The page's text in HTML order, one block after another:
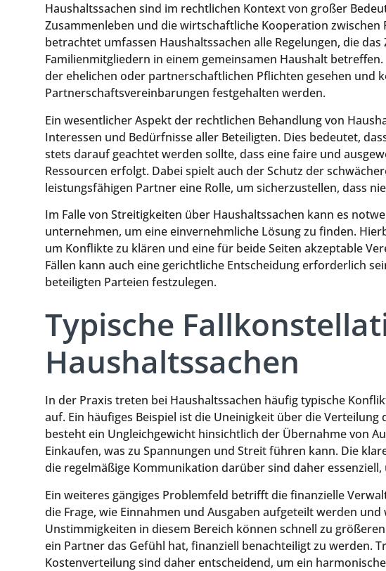
Haushaltssachen sind im rechtlichen Kontext von großer
Zusammenleben und die wirtschaftliche Kooperation zwischen
betrachtet umfassen Haushaltssachen alle Regelungen, die
Familienmitgliedern in einem gemeinsamen Haushalt
der ehelichen oder partnerschaftlichen Pflichten gesehen und
Partnerschaftsvereinbarungen festgehalten werden.
Ein wesentlicher Aspekt der rechtlichen Behandlung von
Interessen und Bedürfnisse aller Beteiligten. Dies bedeutet,
stets darauf geachtet werden sollte, dass eine faire und
Ressourcen erfolgt. Dabei spielt auch der Schutz der
leistungsfähigen Partner eine Rolle, um sicherzustellen, dass
Im Falle von Streitigkeiten über Haushaltssachen kann es
unternehmen, um eine einvernehmliche Lösung zu finden.
um Konflikte zu klären und eine für beide Seiten akzeptable
Fällen kann auch eine gerichtliche Entscheidung erforderlich
beteiligten Parteien festzulegen.
Typische
Haushaltssachen
In der Praxis treten bei Haushaltssachen häufig typische
auf. Ein häufiges Beispiel ist die Uneinigkeit über die
besteht ein Ungleichgewicht hinsichtlich der Übernahme von
Einkaufen, was zu Spannungen und Streit führen kann. Die
die regelmäßige Kommunikation darüber sind daher
Ein weiteres gängiges Problemfeld betrifft die finanzielle
die Frage, wie Einnahmen und Ausgaben aufgeteilt werden
Unstimmigkeiten in diesem Bereich können schnell zu
ein Partner das Gefühl hat, finanziell benachteiligt zu werden.
Kostenverteilung sind daher entscheidend, um ein